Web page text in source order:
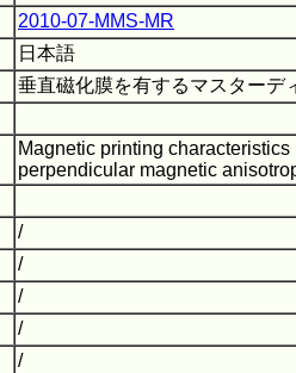
2010-07-MMS-MR
日本語
垂直磁化膜を有するマスター
Magnetic printing
perpendicular magnetic
/
/
/
/
/